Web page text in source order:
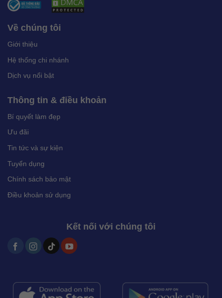
Về chúng tôi
Giới thiệu
Hệ thống chi nhánh
Dịch vụ nổi bật
Thông tin & điều khoản
Bí quyết làm đẹp
Ưu đãi
Tin tức và sự kiện
Tuyển dụng
Chính sách bảo mật
Điều khoản sử dụng
Kết nối với chúng tôi